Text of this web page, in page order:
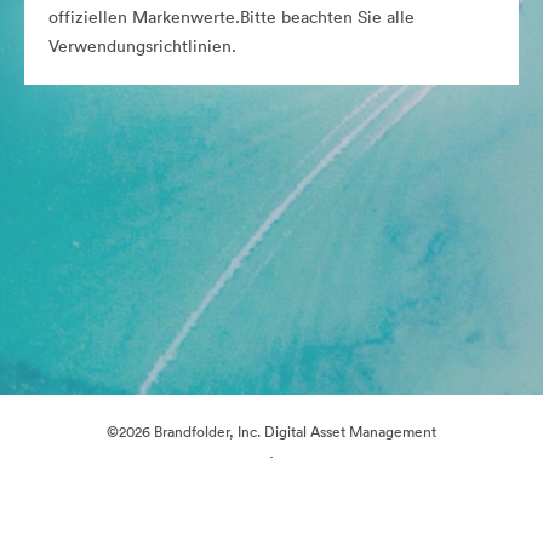
offiziellen Markenwerte.Bitte beachten Sie alle
Verwendungsrichtlinien.
©2026 Brandfolder, Inc. Digital Asset Management
·